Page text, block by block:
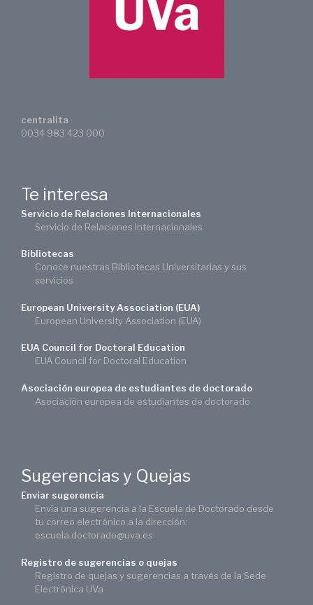
centralita
0034 983 423 000
Te interesa
Servicio de Relaciones Internacionales
Servicio de Relaciones Internacionales
Bibliotecas
Conoce nuestras Bibliotecas Universitarias y sus
servicios
European University Association (EUA)
European University Association (EUA)
EUA Council for Doctoral Education
EUA Council for Doctoral Education
Asociación europea de estudiantes de doctorado
Asociación europea de estudiantes de doctorado
Sugerencias y Quejas
Enviar sugerencia
Envía una sugerencia a la Escuela de Doctorado desde
tu correo electrónico a la dirección:
escuela.doctorado@uva.es
Registro de sugerencias o quejas
Registro de quejas y sugerencias a través de la Sede
Electrónica UVa